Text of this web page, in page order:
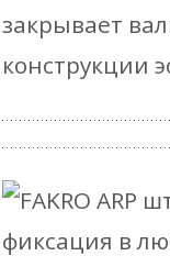
закрывает
конструкции